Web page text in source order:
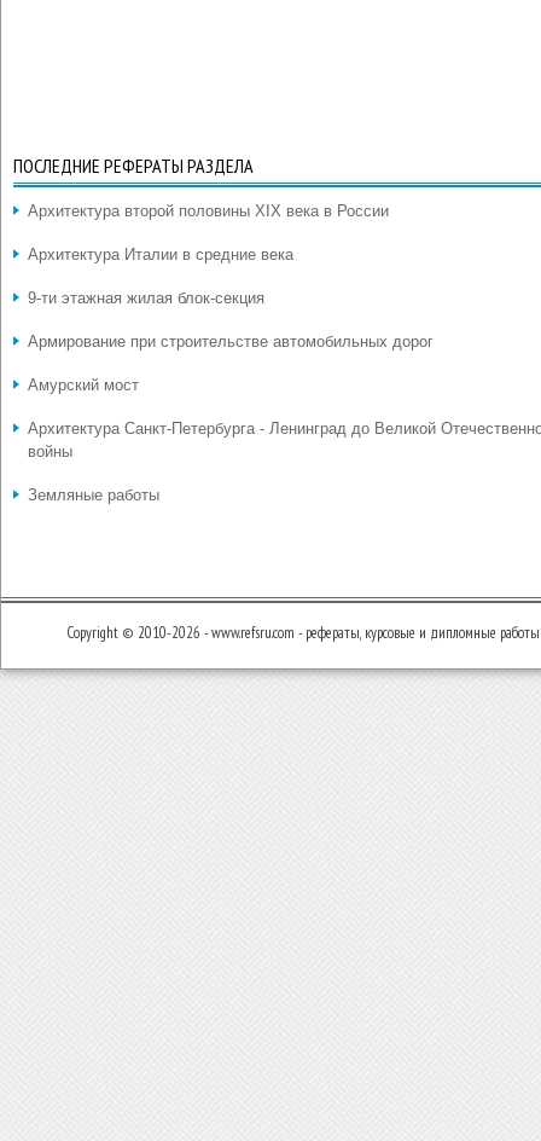
ПОСЛЕДНИЕ РЕФЕРАТЫ РАЗДЕЛА
Архитектура второй половины XIX века в России
Архитектура Италии в средние века
9-ти этажная жилая блок-секция
Армирование при строительстве автомобильных дорог
Амурский мост
Архитектура Санкт-Петербурга - Ленинград до Великой
войны
Земляные работы
Copyright © 2010-2026 - www.refsru.com - рефераты, курсовые и дипломные работы